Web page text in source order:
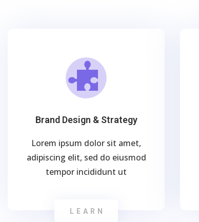
Brand Design & Strategy
Lorem ipsum dolor sit amet,
adipiscing elit, sed do eiusmod
tempor incididunt ut
LEARN